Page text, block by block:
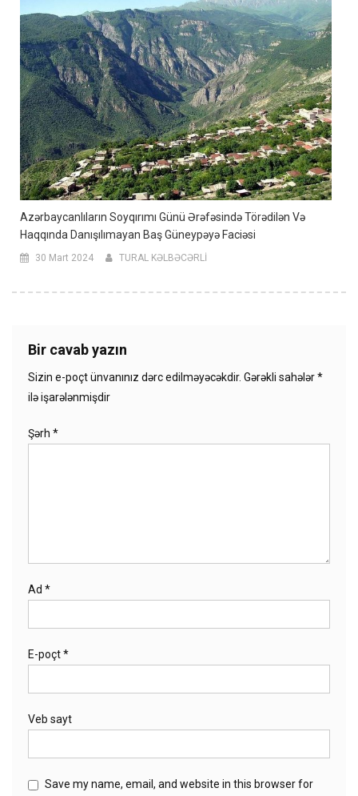
Azərbaycanlıların Soyqırımı Günü Ərəfəsində Törədilən Və
Haqqında Danışılımayan Baş Güneypəyə Faciəsi
30 Mart 2024 TURAL KƏLBƏCƏRLİ
Bir cavab yazın
Sizin e-poçt ünvanınız dərc edilməyəcəkdir. Gərəkli sahələr*
ilə işarələnmişdir
Şərh *
Ad *
E-poçt*
Veb sayt
Save my name, email, and website in this browser for